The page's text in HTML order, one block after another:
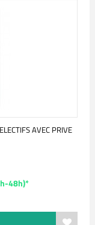
AVEC PRIVE
48h)*